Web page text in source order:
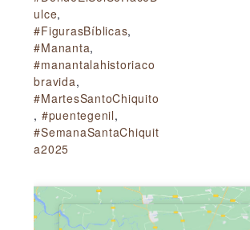
ulce,
#FigurasBíblicas,
#Mananta,
#manantalahistoriaco
bravida,
#MartesSantoChiquito
, #puentegenil,
#SemanaSantaChiquit
a2025